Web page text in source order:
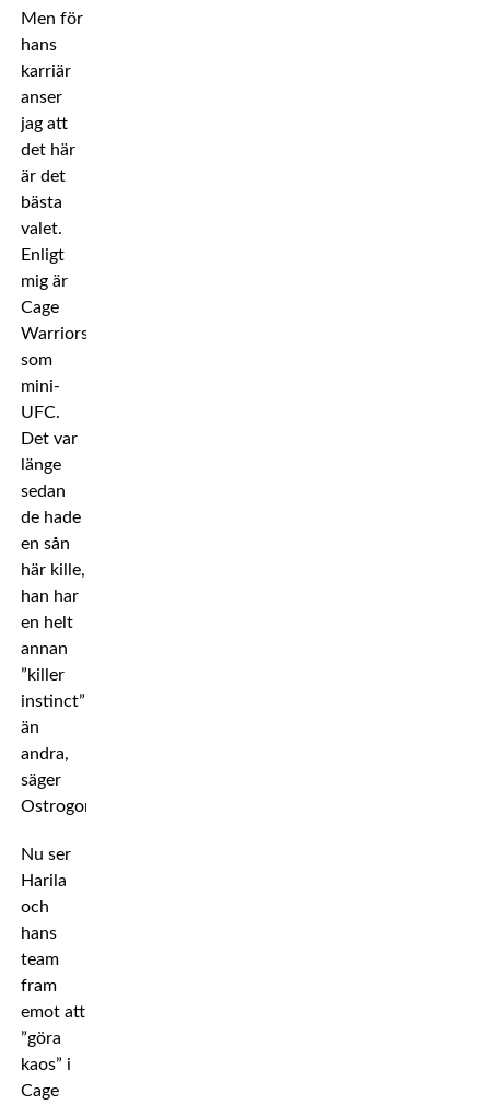
Men för
hans
karriär
anser
jag att
det här
är det
bästa
valet.
Enligt
mig är
Cage
Warriors
som
mini-
UFC.
Det var
länge
sedan
de hade
en sån
här kille,
han har
en helt
annan
”killer
instinct”
än
andra,
säger
Ostrogonac.
Nu ser
Harila
och
hans
team
fram
emot att
”göra
kaos” i
Cage